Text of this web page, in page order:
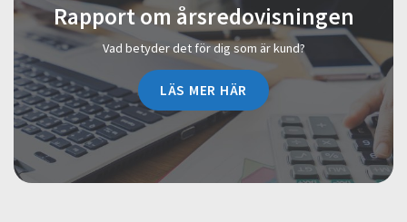
Rapport om årsredovisningen
Vad betyder det för dig som är kund?
LÄS MER HÄR